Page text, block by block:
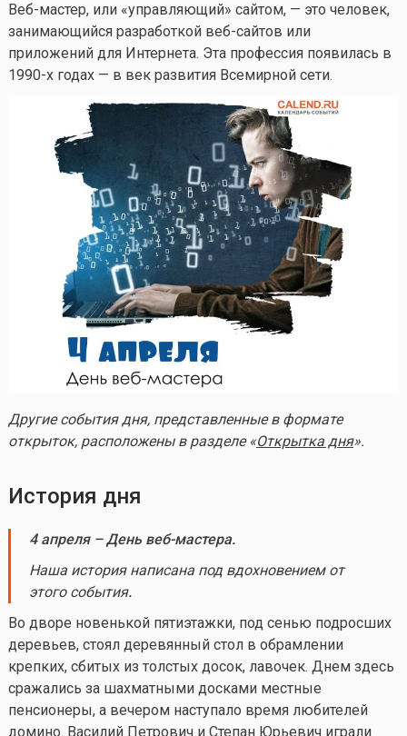
Веб-мастер, или «управляющий» сайтом, — это человек,
занимающийся разработкой веб-сайтов или
приложений для Интернета. Эта профессия появилась в
1990-х годах — в век развития Всемирной сети.
Другие события дня, представленные в формате
открыток, расположены в разделе «Открытка дня».
История дня
4 апреля – День веб-мастера.
Наша история написана под вдохновением от
этого события.
Во дворе новенькой пятиэтажки, под сенью подросших
деревьев, стоял деревянный стол в обрамлении
крепких, сбитых из толстых досок, лавочек. Днем здесь
сражались за шахматными досками местные
пенсионеры, а вечером наступало время любителей
домино. Василий Петрович и Степан Юрьевич играли